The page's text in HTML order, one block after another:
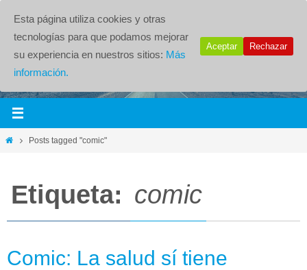
Posts tagged "comic"
Etiqueta: comic
Comic: La salud sí tiene
Esta página utiliza cookies y otras
tecnologías para que podamos mejorar
su experiencia en nuestros sitios: Más
información.
Aceptar Rechazar